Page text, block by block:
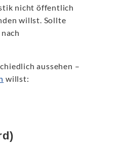
nicht öffentlich
willst. Sollte
aussehen –
willst: